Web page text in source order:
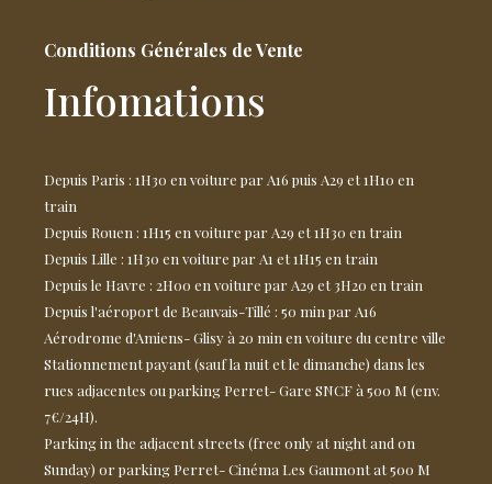
Conditions Générales de Vente
Infomations
Depuis Paris : 1H30 en voiture par A16 puis A29 et 1H10 en
train
Depuis Rouen : 1H15 en voiture par A29 et 1H30 en train
Depuis Lille : 1H30 en voiture par A1 et 1H15 en train
Depuis le Havre : 2H00 en voiture par A29 et 3H20 en train
Depuis l'aéroport de Beauvais-Tillé : 50 min par A16
Aérodrome d'Amiens- Glisy à 20 min en voiture du centre ville
Stationnement payant (sauf la nuit et le dimanche) dans les
rues adjacentes ou parking Perret- Gare SNCF à 500 M (env.
7€/24H).
Parking in the adjacent streets (free only at night and on
Sunday) or parking Perret- Cinéma Les Gaumont at 500 M